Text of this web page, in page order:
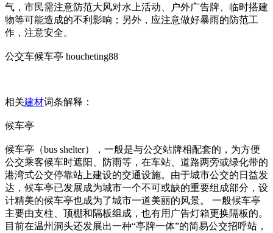
气，市民需注意防范大风对水上活动、户外广告牌、临时搭建
物等可能造成的不利影响；另外，应注意做好暴雨的防范工
作，注意安全。
公交车候车亭 houcheting88
相关建材词条解释：
候车亭
候车亭（bus shelter），一般是与公交站牌相配套的，为方便
公交乘客候车时遮阳、防雨等，在车站、道路两旁或绿化带的
港湾式公交停靠站上建设的交通设施。由于城市公交的日益发
达，候车亭已发展成为城市一个不可或缺的重要组成部分，设
计精美的候车亭也成为了城市一道美丽的风景。 一般候车亭
主要由支柱、顶棚和隔板组成，也有用广告灯箱更换隔板的。
目前在温州洞头还发展出一种“亭牌一体”的简易公交招呼站，